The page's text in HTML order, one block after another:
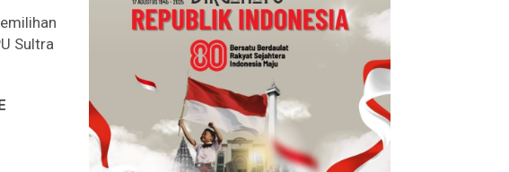
Sultra